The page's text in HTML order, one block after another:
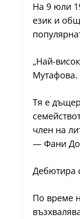
На 9 юли
език и
„Най-
Мутафова.
Тя е
член на
— Фани
Дебютира
По време